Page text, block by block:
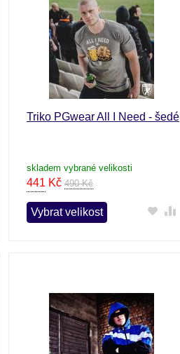
Triko PGwear All I Need - šedé
skladem vybrané velikosti
441 Kč 490 Kč
Vybrat velikost